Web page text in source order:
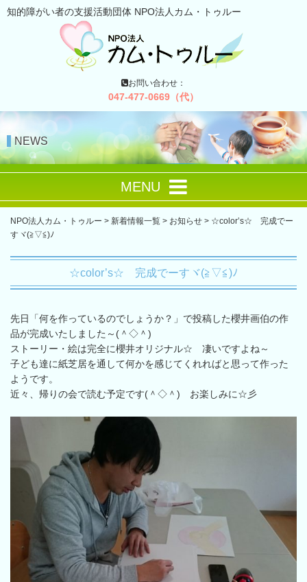
知的障がい者の支援活動団体 NPO法人カム・トゥルー
お問い合わせ：
047-477-0669（代）
NEWS
MENU
NPO法人カム・トゥルー > 新着情報一覧 > お知らせ > ☆color’s☆ 完成でー
すヾ(≧▽≦)ﾉ
☆color’s☆ 完成でーすヾ(≧▽≦)ﾉ
先日「何を作っているのでしょうか？」で投稿した櫻井画伯の作
品が完成いたしました～(＾◇＾)
ストーリー・絵は完全に櫻井オリジナル☆ 凄いですよね～
子ども達に紙芝居を通して何かを感じてくれればと思って作った
ようです。
近々、帰りの会で読む予定です(＾◇＾) お楽しみに☆彡